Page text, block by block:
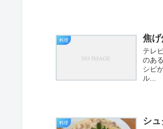
料理 焦げ
テレ
のあ
シピ
ル...
料理 シュ